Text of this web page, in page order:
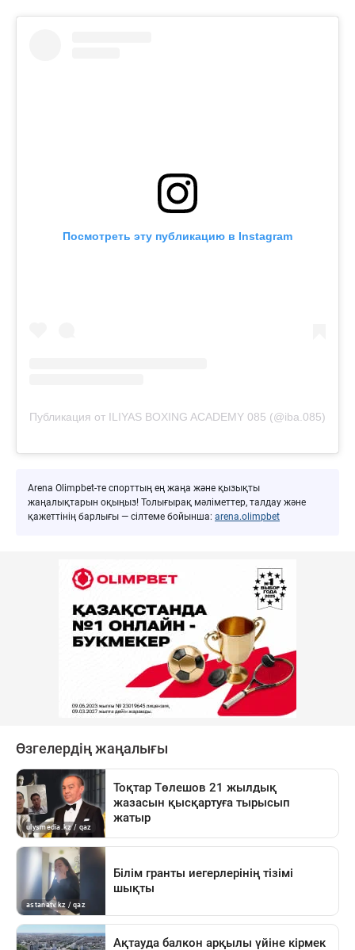
Посмотреть эту публикацию в Instagram
Публикация от ILIYAS BOXING ACADEMY 085 (@iba.085)
Arena Olimpbet-те спорттың ең жаңа және қызықты
жаңалықтарын оқыңыз! Толығырақ мәліметтер, талдау және
қажеттінің барлығы — сілтеме бойынша: arena.olimpbet